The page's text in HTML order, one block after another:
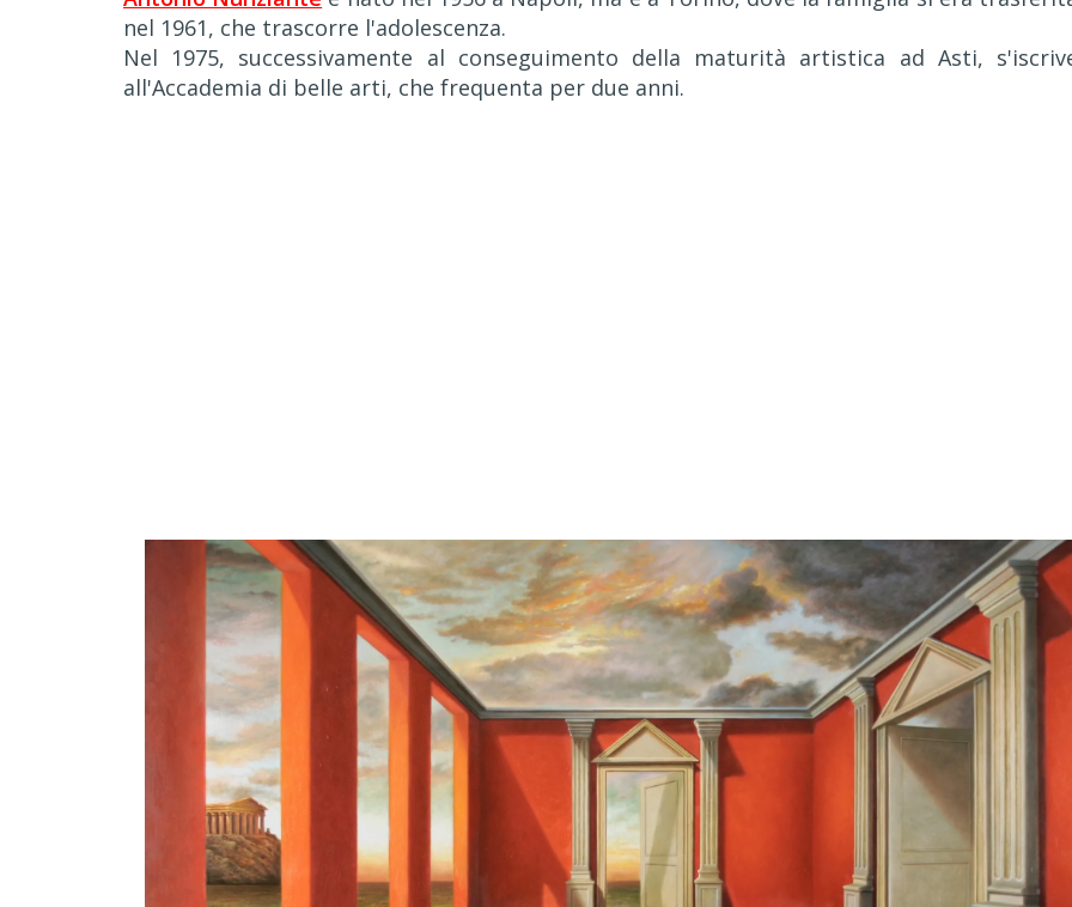
nel 1961, che trascorre l'adolescenza.
Nel 1975, successivamente al conseguimento della maturità artistica ad Asti,
all'Accademia di belle arti, che frequenta per due anni.